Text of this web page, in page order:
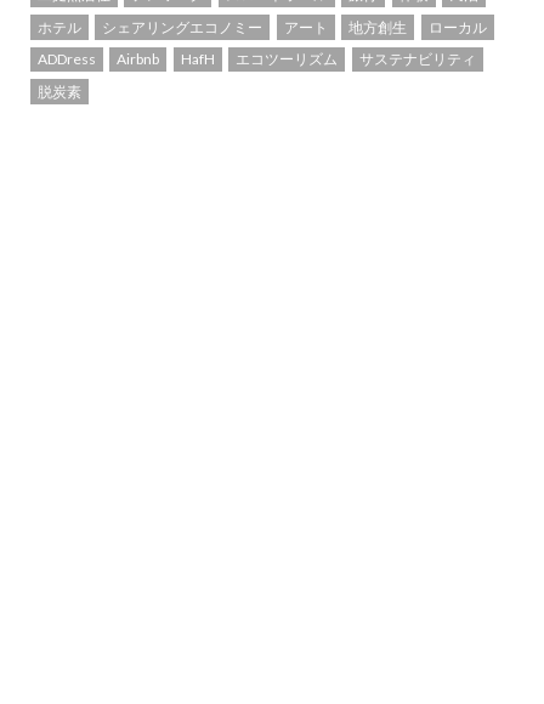
ホテル
シェアリングエコノミー アート 地方創生
ローカル
ADDress
Airbnb HafH エコツーリズム
サステナビリティ
脱炭素